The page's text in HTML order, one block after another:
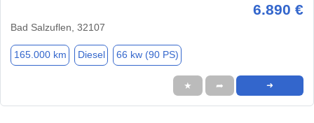
6.890 €
Bad Salzuflen, 32107
165.000 km Diesel 66 kw (90 PS)
★ ➦ ➜